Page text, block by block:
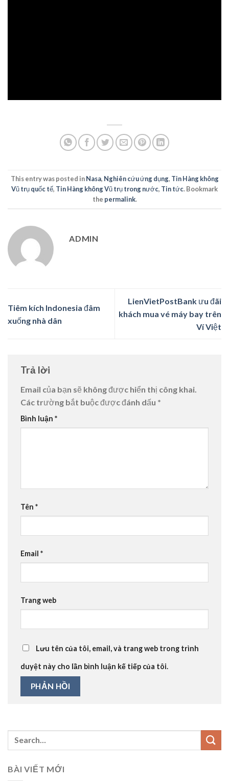
This entry was posted inNasa, Nghiên cứu ứng dụng, Tin Hàng không
Vũ trụ quốc tế, Tin Hàng không Vũ trụ trong nước, Tin tức. Bookmark
the permalink.
ADMIN
Tiêm kích Indonesia đâm
xuống nhà dân
LienVietPostBank ưu đãi
khách mua vé máy bay trên
Ví Việt
Trả lời
Email của bạn sẽ không được hiển thị công khai.
Các trường bắt buộc được đánh dấu *
Bình luận *
Tên *
Email *
Trang web
Lưu tên của tôi, email, và trang web trong trình
duyệt này cho lần bình luận kế tiếp của tôi.
BÀI VIẾT MỚI